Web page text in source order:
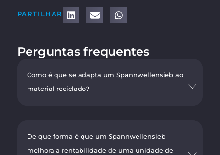
PARTILHAR
Perguntas frequentes
Como é que se adapta um Spannwellensieb ao
material reciclado?
De que forma é que um Spannwellensieb
melhora a rentabilidade de uma unidade de